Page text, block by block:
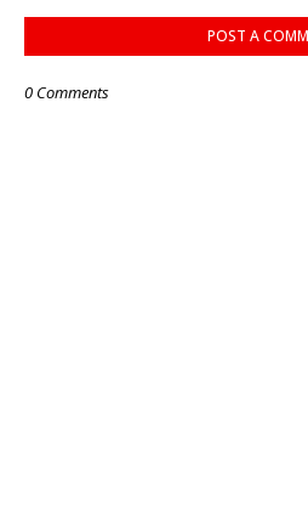
POST A
0 Comments